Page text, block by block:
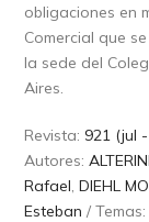
obligaciones en
Comercial que
la sede del
Aires.
Revista: 921 (jul
Autores:
Rafael,DIEHL
Esteban /